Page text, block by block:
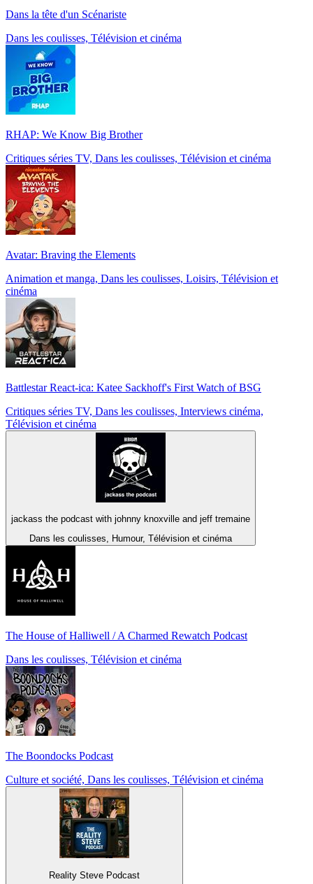
Dans la tête d'un Scénariste
Dans les coulisses, Télévision et cinéma
RHAP: We Know Big Brother
Critiques séries TV, Dans les coulisses, Télévision et cinéma
Avatar: Braving the Elements
Animation et manga, Dans les coulisses, Loisirs, Télévision et
cinéma
Battlestar React-ica: Katee Sackhoff's First Watch of BSG
Critiques séries TV, Dans les coulisses, Interviews cinéma,
Télévision et cinéma
jackass the podcast with johnny knoxville and jeff tremaine
Dans les coulisses, Humour, Télévision et cinéma
The House of Halliwell / A Charmed Rewatch Podcast
Dans les coulisses, Télévision et cinéma
The Boondocks Podcast
Culture et société, Dans les coulisses, Télévision et cinéma
Reality Steve Podcast